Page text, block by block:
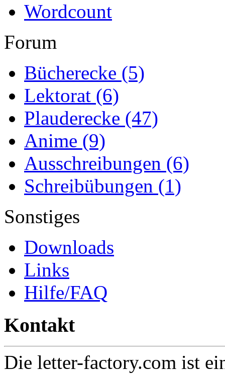
Wordcount
Forum
Bücherecke (5)
Lektorat (6)
Plauderecke (47)
Anime (9)
Ausschreibungen (6)
Schreibübungen (1)
Sonstiges
Downloads
Links
Hilfe/FAQ
Kontakt
Die letter-factory.com ist